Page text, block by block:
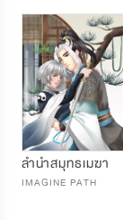
ลำนำสมุทธเมฆา
IMAGINE PATH